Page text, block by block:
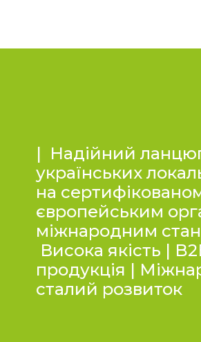
| Надійний
українських
на
європейським
міжнародним
Висока якість |
продукція |
сталий розвиток